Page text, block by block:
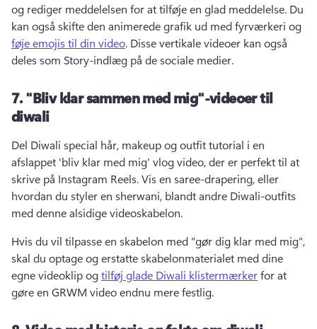
og rediger meddelelsen for at tilføje en glad meddelelse. Du
kan også skifte den animerede grafik ud med fyrværkeri og
føje emojis til din video. Disse vertikale videoer kan også
deles som Story-indlæg på de sociale medier.
7."Bliv klar sammen med mig"-videoer til
diwali
Del Diwali special hår, makeup og outfit tutorial i en
afslappet 'bliv klar med mig' vlog video, der er perfekt til at
skrive på Instagram Reels. Vis en saree-drapering, eller
hvordan du styler en sherwani, blandt andre Diwali-outfits
med denne alsidige videoskabelon.
Hvis du vil tilpasse en skabelon med "gør dig klar med mig",
skal du optage og erstatte skabelonmaterialet med dine
egne videoklip og tilføj glade Diwali klistermærker for at
gøre en GRWM video endnu mere festlig.